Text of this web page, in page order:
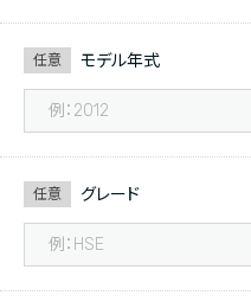
任意 モデル年式
任意 グレード